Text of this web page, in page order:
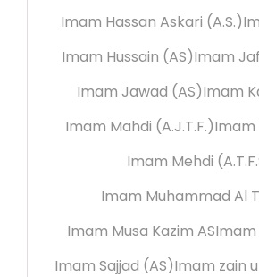
Imam Hassan Askari (A.S.)
Imam Hussain (AS)Imam
Imam Jawad (AS)Imam
Imam Mahdi (A.J.T.F.)Imam
Imam Mehdi
Imam Muhammad Al
Imam Musa Kazim ASImam
Imam Sajjad (AS)Imam zain